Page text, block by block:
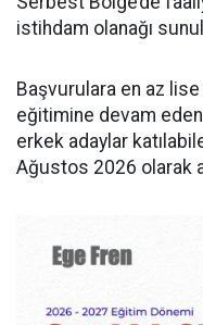
istihdam olanağı
Başvurulara en az
eğitimine devam eden
erkek adaylar
Ağustos 2026 olarak